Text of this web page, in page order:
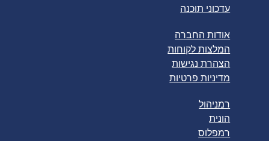
עדכוני תוכנה
אודות החברה
המלצות לקוחות
הצהרת נגישות
מדיניות פרטיות
רמניהול
הונית
רמפלוס